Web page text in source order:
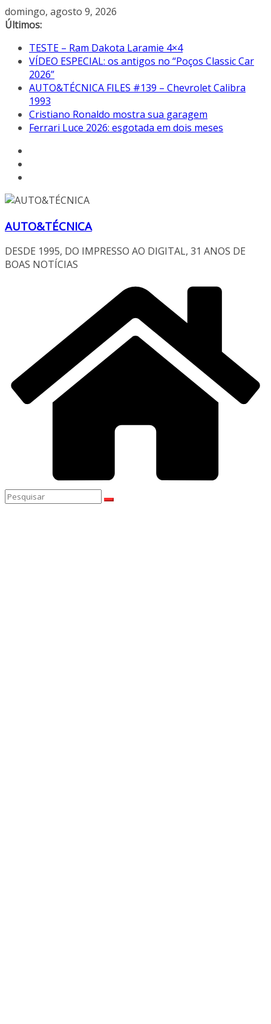
Pular
para
conteúdo
domingo, agosto 9, 2026
Últimos:
TESTE – Ram Dakota Laramie 4×4
VÍDEO ESPECIAL: os antigos no “Poços Classic Car
2026”
AUTO&TÉCNICA FILES #139 – Chevrolet Calibra
1993
Cristiano Ronaldo mostra sua garagem
Ferrari Luce 2026: esgotada em dois meses
AUTO&TÉCNICA
DESDE 1995, DO IMPRESSO AO DIGITAL, 31 ANOS DE
BOAS NOTÍCIAS